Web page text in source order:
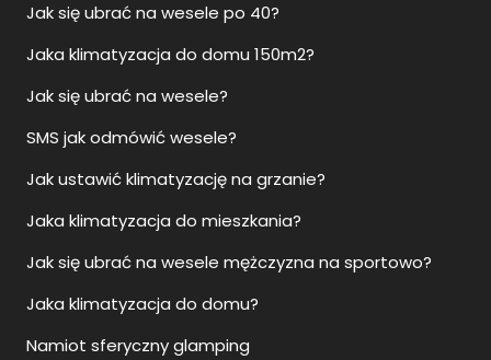
Jak się ubrać na wesele po 40?
Jaka klimatyzacja do domu 150m2?
Jak się ubrać na wesele?
SMS jak odmówić wesele?
Jak ustawić klimatyzację na grzanie?
Jaka klimatyzacja do mieszkania?
Jak się ubrać na wesele mężczyzna na sportowo?
Jaka klimatyzacja do domu?
Namiot sferyczny glamping